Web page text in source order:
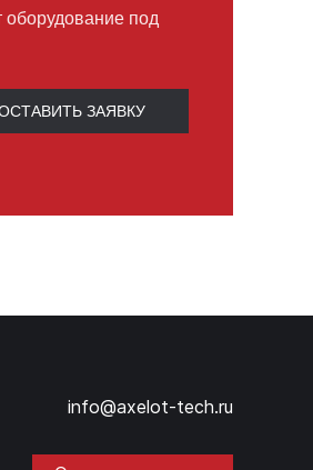
оборудование под
ЗАЯВКУ
info@axelot-tech.ru